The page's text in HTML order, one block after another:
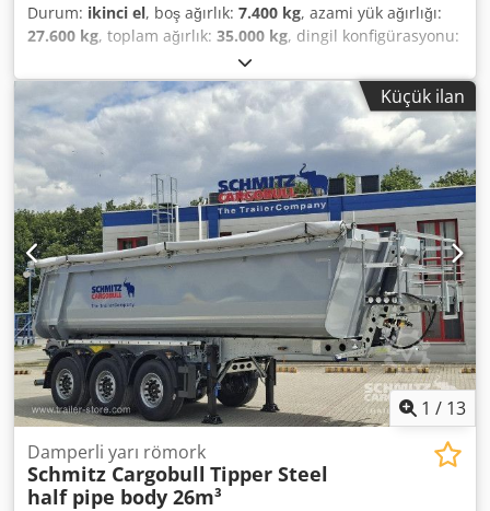
Durum: ikinci el, boş ağırlık: 7.400 kg, azami yük ağırlığı:
27.600 kg, toplam ağırlık: 35.000 kg, dingil konfigürasyonu:
, yükleme alanı hacmi:
süspansiyon:hava, Donanım:ABS, | KEMPF Hurda
Konteyneri | Yaklaşık 50 m³ | | Disk frenli BPW akslar | 1.
aks kaldırılabilir | | Alüminyum jantlar | 2 adet alet kutusu
| 5800 kg boş ağırlık | 33200 kg taşıma kapasitesi | Hata,
veri giriş hatası ve ön satış saklıdır. Crsdpfozr I Ttjx Amgsf
Küçük ilan
1 / 13
Damperli yarı römork
Schmitz Cargobull Tipper Steel
half pipe body 26m³